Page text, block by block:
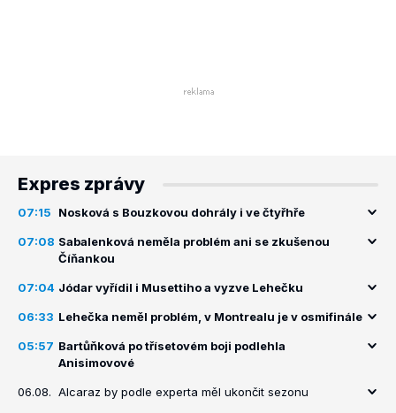
Expres zprávy
07:15 Nosková s Bouzkovou dohrály i ve čtyřhře
07:08 Sabalenková neměla problém ani se zkušenou
Číňankou
07:04 Jódar vyřídil i Musettiho a vyzve Lehečku
06:33 Lehečka neměl problém, v Montrealu je v osmifinále
05:57 Bartůňková po třísetovém boji podlehla
Anisimovové
06.08. Alcaraz by podle experta měl ukončit sezonu